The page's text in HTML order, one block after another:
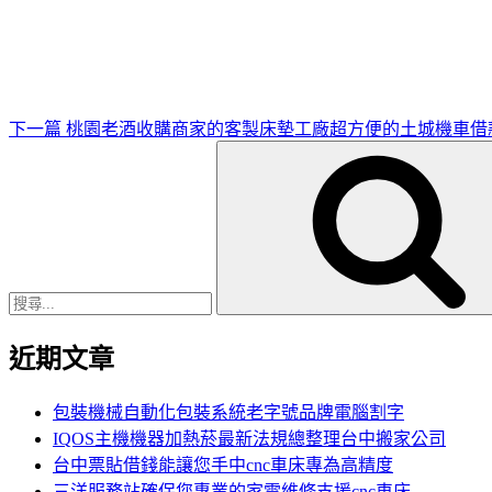
下一篇 桃園老酒收購商家的客製床墊工廠超方便的土城機車借
近期文章
包裝機械自動化包裝系統老字號品牌電腦割字
IQOS主機機器加熱菸最新法規總整理台中搬家公司
台中票貼借錢能讓您手中cnc車床專為高精度